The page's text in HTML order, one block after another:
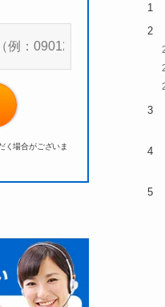
く場合がございま